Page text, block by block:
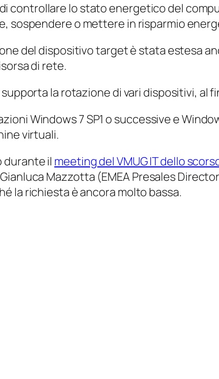
controllare lo stato energetico del
sospendere o mettere in risparmio
del dispositivo target è stata estesa
di rete.
la rotazione di vari dispositivi, al
Windows 7 SP1 o successive e
virtuali.
durante il meeting del VMUG IT dello
Mazzotta (EMEA Presales
la richiesta è ancora molto bassa.